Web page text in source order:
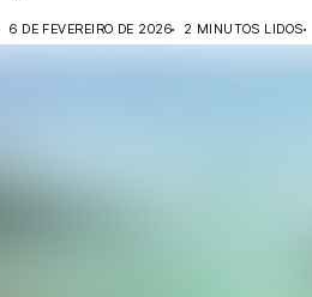
6 DE FEVEREIRO DE 2026 2 MINUTOS LIDOS